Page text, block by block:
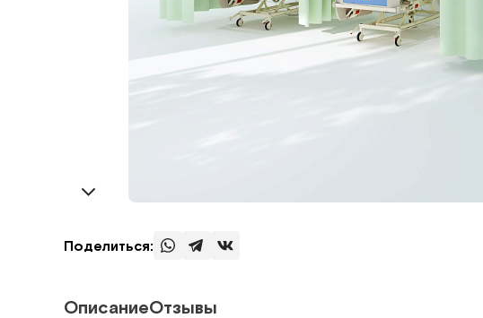
Поделиться:
ОписаниеОтзывы